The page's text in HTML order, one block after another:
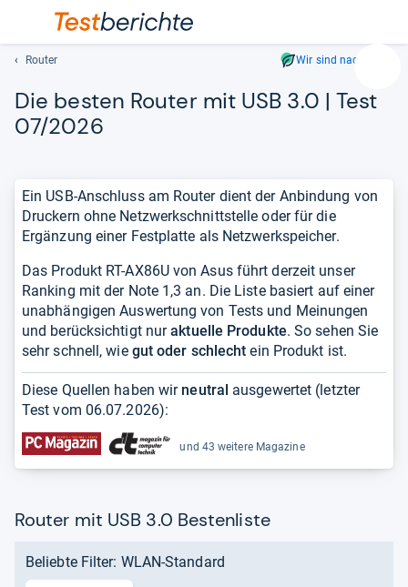
Geben
ein.
und
lassen
sich
mit
Router Wir sind nachhaltig
Die bes­ten Rou­ter mit USB 3.0 | Test
07/2026
Ein USB-Anschluss am Router dient der Anbindung von
Druckern ohne Netzwerkschnittstelle oder für die
Ergänzung einer Festplatte als Netzwerkspeicher.
Das Produkt RT-AX86U von Asus führt derzeit unser
Ranking mit der Note 1,3 an. Die Liste basiert auf einer
unabhängigen Auswertung von Tests und Meinungen
und berücksichtigt nuraktuelle Produkte. So sehen Sie
sehr schnell, wie gut oder schlecht ein Produkt ist.
Diese Quellen haben wir neutral ausgewertet (letzter
Test vom 06.07.2026):
und 43 weitere Magazine
Router mit USB 3.0 Bestenliste
Beliebte Filter: WLAN-Standard